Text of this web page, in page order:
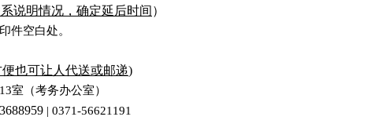
说明情况，确定延后时间 ）
件空白处。
也可让人代送或邮递)
室 （考务办公室）
| 0371-56621191